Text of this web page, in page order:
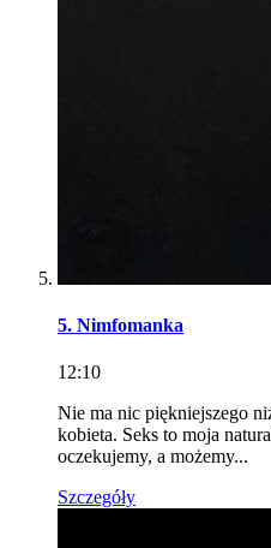
5. Nimfomanka
12:10
Nie ma nic piękniejszego
kobieta. Seks to moja
oczekujemy, a możemy...
Szczegóły